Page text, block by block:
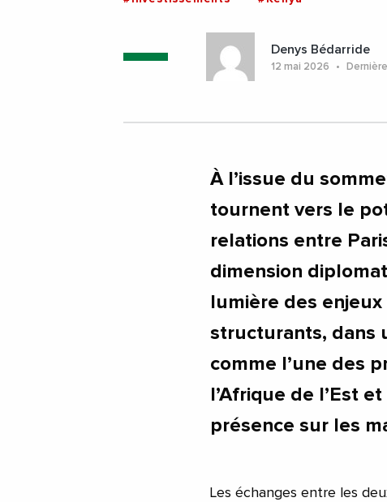
Denys Bédarride
12 mai 2026
À l’issue du
tournent vers le
relations entre
dimension
lumière des
structurants, dans
comme l’une des
l’Afrique de l’Est
présence sur les
Les échanges entre les